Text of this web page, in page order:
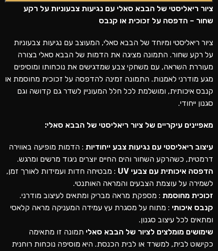
ציור ריאליסטי של הבבא סאלי עם נגיעות צבעוניות על רקע
שחור – הדפסה על זכוכית או קנבס
ציור ריאליסטי ומיוחד של הבבא סאלי, המעוצב עם נגיעות צבעוניות
על רקע שחור. התמונה מציגה את הדמות של הבבא סאלי בצורה
מעוררת השראה, עם משחקי צבע שמדגישים את נוכחותו ומוסיפים
מגע מודרני לאמנות. התמונה זמינה להדפסה על זכוכית מחוסמת או
קנבס איכותית, ומושלמת לכל חלל המעוניין לשדר גם קדושה וגם
סגנון ייחודי.
מאפיינים עיקריים של ציור ריאליסטי של הבבא סאלי:
עיצוב ריאליסטי עם נגיעות צבע ייחודיות : הדמות מופיעה באווירה
דרמטית, כשהרקע השחור והים החיים יוצרים ניגוד מרשים ומרגש.
הדפסה איכותית עם צבעי UV
: מבטיחה חדות ועמידות לאורך זמן,
לשמירה על עוצמת הצבעים והמראה האותנטי.
זכוכית מחוסמת : מספקת מראה מבריק ומתאים לעיצוב מודרני.
קנבס איכותי : מתוח על מסגרת עץ עמידה המעניקה מראה קלאסי
ומתאים לכל עיצוב סגנון.
שימושים מומלצים לציור של הבבא סאלי תמונה זו מתאימה
כקישוט לבית, למשרד או לבית הכנסת. היא מוסיפה נוכחות רוחנית